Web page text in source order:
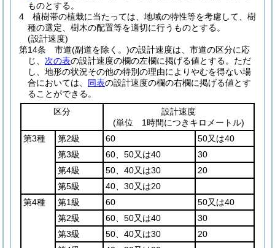
ものとする。
4
植樹帯の植栽に当たっては、地域の特性等を考慮して、樹
種の選定、樹木の配置等を適切に行うものとする。
(設計速度)
第14条
市道(副道を除く。)の設計速度は、市道の区分に応
じ、 次の表の設計速度の欄の左欄に掲げる値とする。 ただ
し、地形の状況その他の特別の理由によりやむを得ない場
合においては、 同表の設計速度の欄の右欄に掲げる値とす
ることができる。
区分
設計速度
(単位 1時間につきキロメートル)
第3種
第2級 60
50又は40
第3級
60、50又は40
30
第4級
50、40又は30
20
第5級
40、30又は20
第4種
第1級 60
50又は40
第2級
60、50又は40
30
第3級
50、40又は30
20